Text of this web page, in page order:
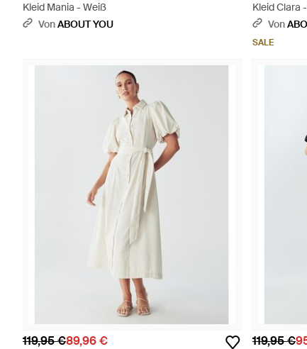
Kleid Mania - Weiß
VonABOUT YOU
Kleid Clara
Von
SALE
119,95 €89,96 € 119,95 €